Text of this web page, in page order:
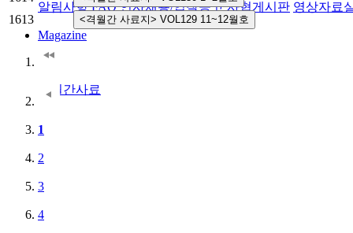
알림사항 FAQ 인사채용/입찰공고 사협게시판 영상자료
Magazine
격월간사료
1613
1
2
3
4